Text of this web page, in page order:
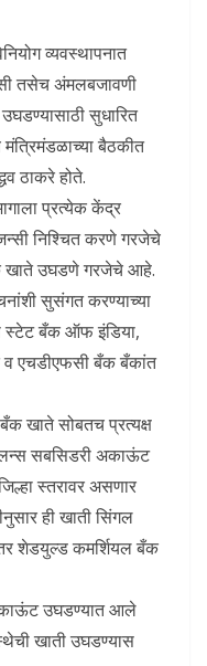
व्यवस्थापनात
तसेच अंमलबजावणी
सुधारित
बैठकीत
ठाकरे होते.
प्रत्येक केंद्र
निश्चित करणे गरजेचे
खाते उघडणे गरजेचे आहे.
सुसंगत करण्याच्या
स्टेट बँक ऑफ इंडिया,
एचडीएफसी बँक बँकांत
खाते सोबतच प्रत्यक्ष
सबसिडरी अकाऊंट
स्तरावर असणार
ही खाती सिंगल
शेडयुल्ड कमर्शियल बँक
उघडण्यात आले
खाती उघडण्यास